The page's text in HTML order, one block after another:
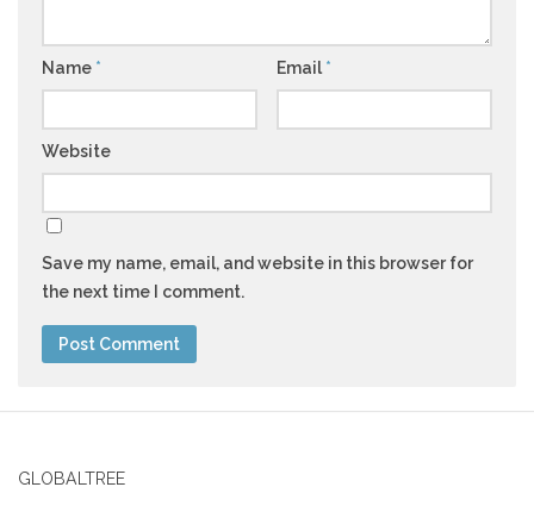
Name * Email *
Website
Save my name, email, and website in this browser for
the next time I comment.
GLOBALTREE